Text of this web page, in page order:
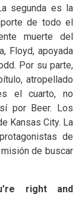
segunda es la
de todo el
muerte del
Floyd, apoyada
Por su parte,
atropellado
el cuarto, no
por Beer. Los
Kansas City. La
de
de buscar
right and